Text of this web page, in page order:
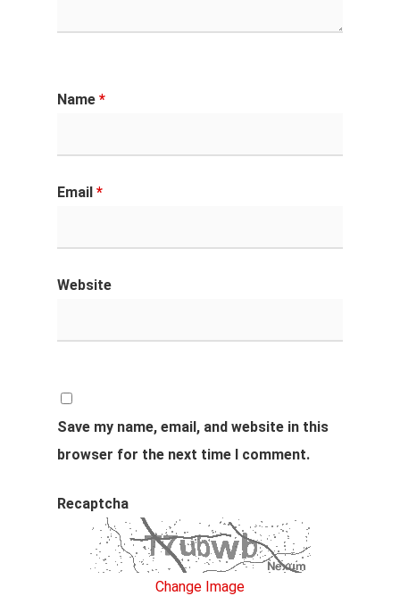
Name *
Email *
Website
Save my name, email, and website in this
browser for the next time I comment.
Recaptcha
Change Image